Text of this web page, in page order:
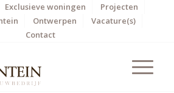
Exclusieve woningen
Projecten
Ontwerpen
Vacature(s)
Contact